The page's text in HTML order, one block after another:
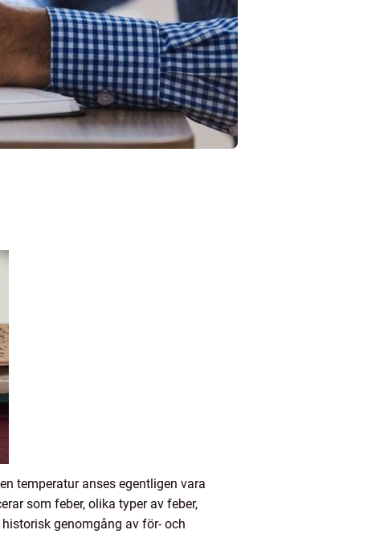
temperatur anses egentligen vara
som feber, olika typer av feber,
genomgång av för- och